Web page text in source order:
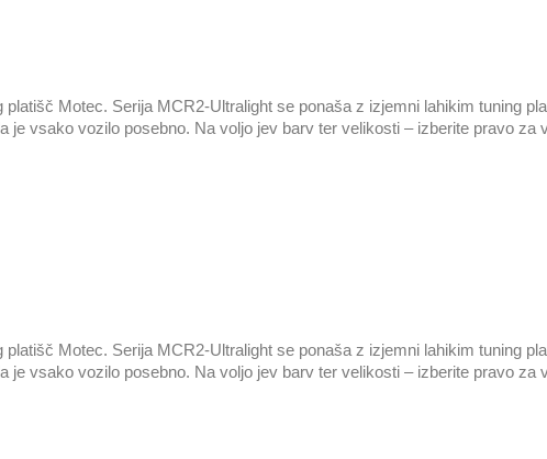
Motec. Serija MCR2-Ultralight se ponaša z izjemni lahikim tuning
vsako vozilo posebno. Na voljo jev barv ter velikosti – izberite pravo za
Motec. Serija MCR2-Ultralight se ponaša z izjemni lahikim tuning
vsako vozilo posebno. Na voljo jev barv ter velikosti – izberite pravo za